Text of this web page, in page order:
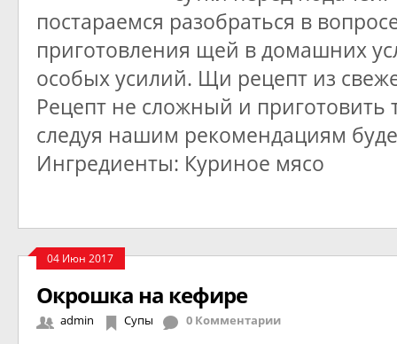
постараемся разобраться в
приготовления щей в домашних
особых усилий. Щи рецепт из
Рецепт не сложный и приготовить
следуя нашим рекомендациям
Ингредиенты: Куриное мясо
04 Июн 2017
Окрошка на кефире
admin Супы 0 Комментарии